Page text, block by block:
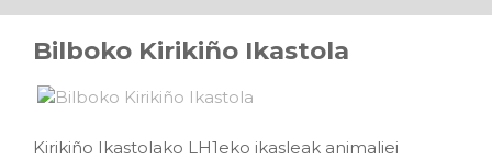
Bilboko Kirikiño Ikastola
Kirikiño Ikastolako LH1eko ikasleak animaliei